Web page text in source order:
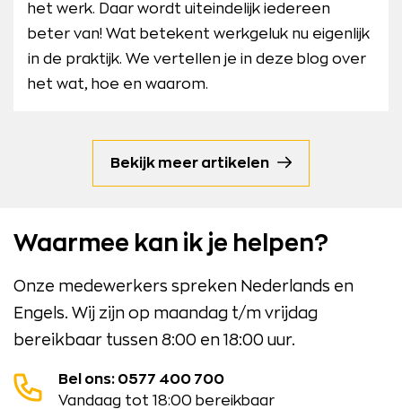
het werk. Daar wordt uiteindelijk iedereen
beter van! Wat betekent werkgeluk nu eigenlijk
in de praktijk. We vertellen je in deze blog over
het wat, hoe en waarom.
Bekijk meer artikelen
Waarmee kan ik je helpen?
Onze medewerkers spreken Nederlands en
Engels. Wij zijn op maandag t/m vrijdag
bereikbaar tussen 8:00 en 18:00 uur.
Bel ons: 0577 400 700
Vandaag tot 18:00 bereikbaar